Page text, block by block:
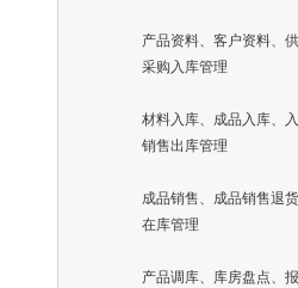
产品资料、客户资料、
采购入库管理
材料入库、成品入库、
销售出库管理
成品销售、成品销售退
在库管理
产品调库、库房盘点、